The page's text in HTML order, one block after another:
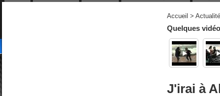
Accueil >
Quelques
J'irai à